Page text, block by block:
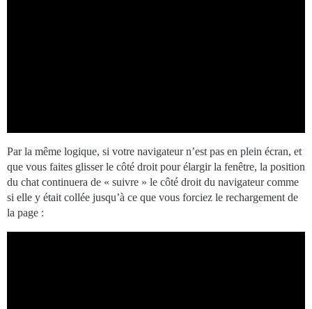
Par la même logique, si votre navigateur n’est pas en plein écran, et
que vous faites glisser le côté droit pour élargir la fenêtre, la position
du chat continuera de « suivre » le côté droit du navigateur comme
si elle y était collée jusqu’à ce que vous forciez le rechargement de
la page :